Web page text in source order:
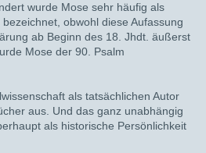
wurde Mose sehr häufig als
obwohl diese Aufassung
ab Beginn des 18. Jhdt. äußerst
Mose der 90. Psalm
als tatsächlichen Autor
aus. Und das ganz unabhängig
als historische Persönlichkeit